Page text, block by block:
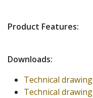
Product Features:
Downloads:
Technical drawing
Technical drawing